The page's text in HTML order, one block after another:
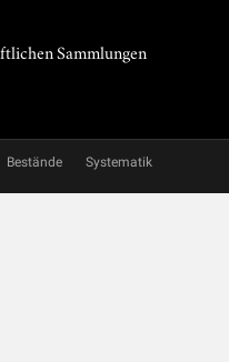
Sammlungen
Bestände Systematik